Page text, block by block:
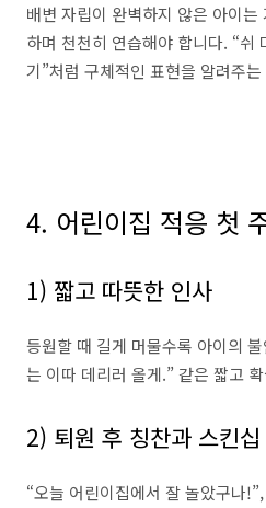
배변 자립이 완벽하지 않은 아이
하며 천천히 연습해야 합니다. “쉬
기”처럼 구체적인 표현을 알려주
4. 어린이집 적응 첫
1) 짧고 따뜻한 인사
등원할 때 길게 머물수록 아이의
는 이따 데리러 올게.” 같은 짧고
2) 퇴원 후 칭찬과 스킨십
“오늘 어린이집에서 잘 놀았구나